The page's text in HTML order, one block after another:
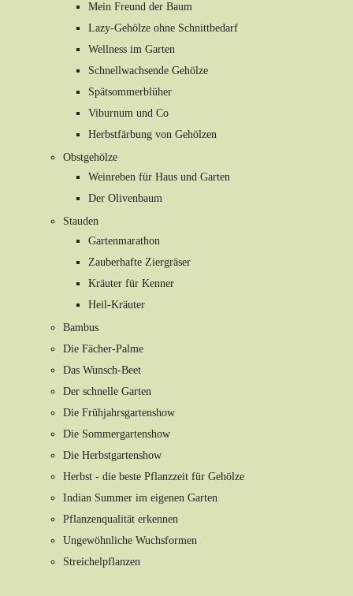
Mein Freund der Baum
Lazy-Gehölze ohne Schnittbedarf
Wellness im Garten
Schnellwachsende Gehölze
Spätsommerblüher
Viburnum und Co
Herbstfärbung von Gehölzen
Obstgehölze
Weinreben für Haus und Garten
Der Olivenbaum
Stauden
Gartenmarathon
Zauberhafte Ziergräser
Kräuter für Kenner
Heil-Kräuter
Bambus
Die Fächer-Palme
Das Wunsch-Beet
Der schnelle Garten
Die Frühjahrsgartenshow
Die Sommergartenshow
Die Herbstgartenshow
Herbst - die beste Pflanzzeit für Gehölze
Indian Summer im eigenen Garten
Pflanzenqualität erkennen
Ungewöhnliche Wuchsformen
Streichelpflanzen